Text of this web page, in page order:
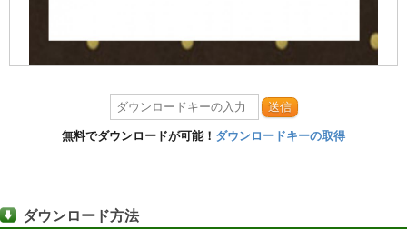
送信
無料でダウンロードが可能！ ダウンロードキーの取得
ダウンロード方法